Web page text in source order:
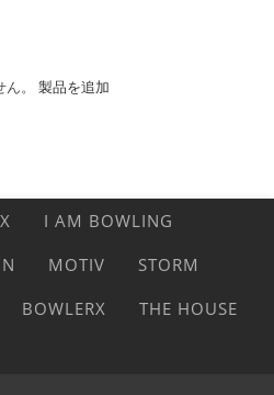
ん。製品を追加
I AM BOWLING
MOTIV
STORM
BOWLERX
THE HOUSE